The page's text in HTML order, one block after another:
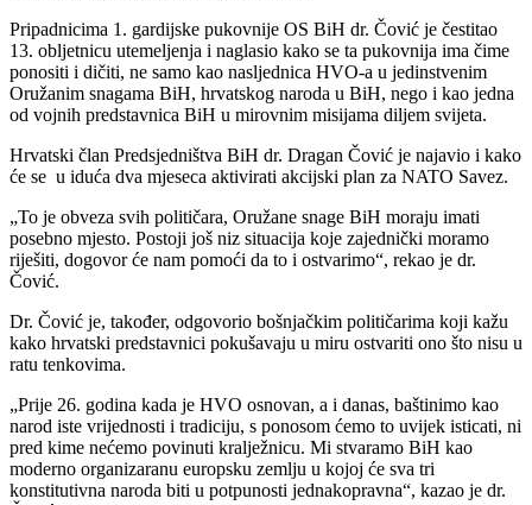
Pripadnicima 1. gardijske pukovnije OS BiH dr. Čović je čestitao
13. obljetnicu utemeljenja i naglasio kako se ta pukovnija ima čime
ponositi i dičiti, ne samo kao nasljednica HVO-a u jedinstvenim
Oružanim snagama BiH, hrvatskog naroda u BiH, nego i kao jedna
od vojnih predstavnica BiH u mirovnim misijama diljem svijeta.
Hrvatski član Predsjedništva BiH dr. Dragan Čović je najavio i kako
će se u iduća dva mjeseca aktivirati akcijski plan za NATO Savez.
„To je obveza svih političara, Oružane snage BiH moraju imati
posebno mjesto. Postoji još niz situacija koje zajednički moramo
riješiti, dogovor će nam pomoći da to i ostvarimo“, rekao je dr.
Čović.
Dr. Čović je, također, odgovorio bošnjačkim političarima koji kažu
kako hrvatski predstavnici pokušavaju u miru ostvariti ono što nisu u
ratu tenkovima.
„Prije 26. godina kada je HVO osnovan, a i danas, baštinimo kao
narod iste vrijednosti i tradiciju, s ponosom ćemo to uvijek isticati, ni
pred kime nećemo povinuti kralježnicu. Mi stvaramo BiH kao
moderno organizaranu europsku zemlju u kojoj će sva tri
konstitutivna naroda biti u potpunosti jednakopravna“, kazao je dr.